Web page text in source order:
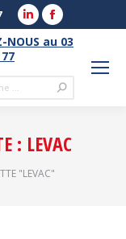
LinkedIn
page
Facebook
page
NOUS au 03
: LEVAC
"LEVAC"